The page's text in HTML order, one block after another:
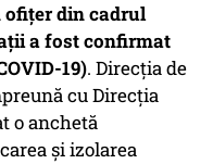
ofițer din cadrul
a fost confirmat
19). Direcția de
cu Direcția
o anchetă
și izolarea